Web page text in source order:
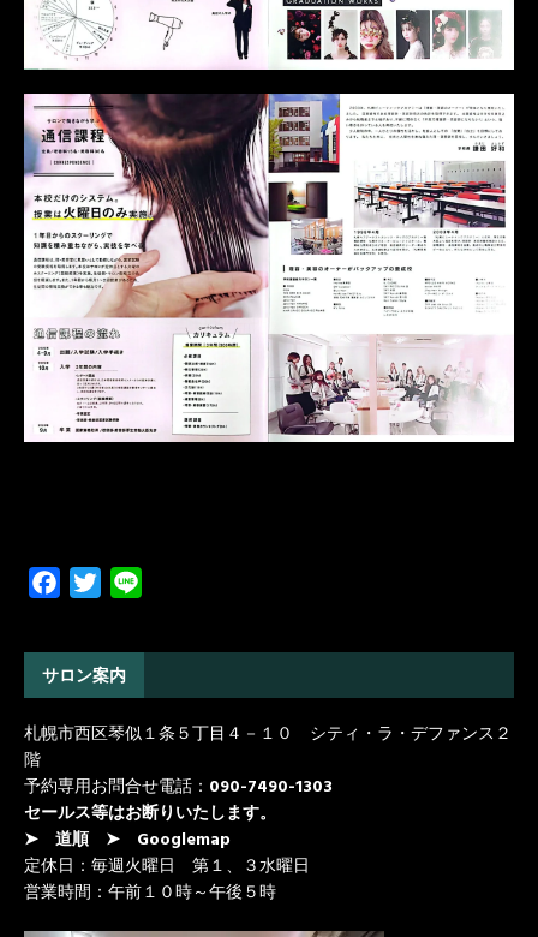
c
e
b
o
o
k
i
t
t
e
n
サロン案内
札幌市西区琴似１条５丁目４－１０ シティ・ラ・デファンス２
階
予約専用お問合せ電話： 090-7490-1303
セールス等はお断りいたします。
➤ 道順
➤ Googlemap
定休日：毎週火曜日 第１、３水曜日
営業時間：午前１０時～午後５時